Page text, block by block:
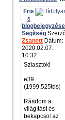
Fris
s
Segítség
Zsanett Dátum:
2020.02.07.
10:32
Sziasztok!
e39
(1999,525tds)
Ráadom a
világítást és
bekapcsol az